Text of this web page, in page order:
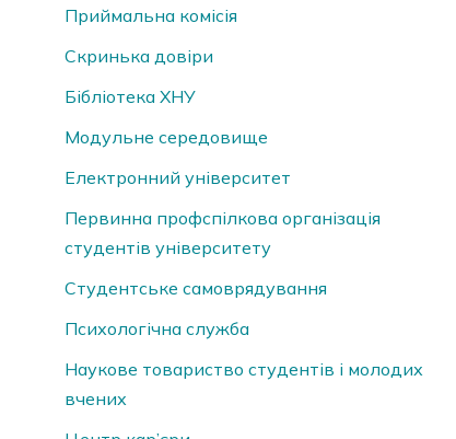
Приймальна комісія
Скринька довiри
Бібліотека ХНУ
Модульне середовище
Електронний університет
Первинна профспілкова організація
студентів університету
Студентське самоврядування
Психологічна служба
Наукове товариство студентів і молодих
вчених